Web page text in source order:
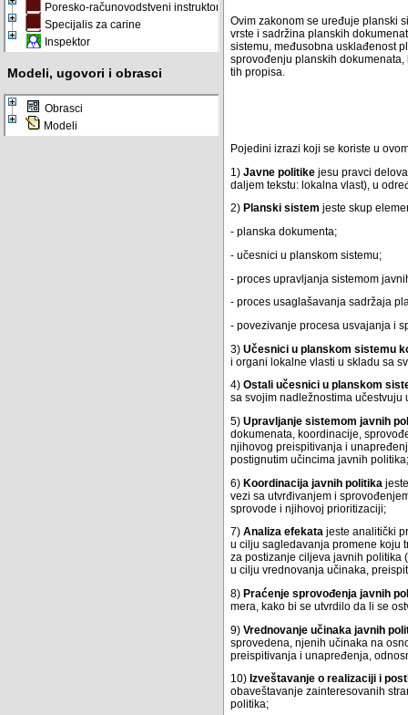
Poresko-računovodstveni instruktor
Specijalis za carine
Inspektor
Modeli, ugovori i obrasci
Obrasci
Modeli
Ovim zakonom se uređuje planski
vrste i sadržina planskih
sistemu, međusobna usklađenost
sprovođenju planskih
tih propisa.
Pojedini izrazi koji se koriste u
1)Javne politike jesu pravci
daljem tekstu: lokalna vlast), u
2) Planski sistem jeste skup
- planska dokumenta;
- učesnici u planskom sistemu;
- proces upravljanja sistemom
- proces usaglašavanja sadržaja
- povezivanje procesa usvajanja i
3)Učesnici u planskom sistemu
i organi lokalne vlasti u skladu sa
4)Ostali učesnici u planskom
sa svojim nadležnostima
5)Upravljanje sistemom javnih
dokumenata, koordinacije,
njihovog preispitivanja i
postignutim učincima javnih
6)Koordinacija javnih politika
vezi sa utvrđivanjem i
sprovode i njihovoj prioritizaciji;
7)Analiza efekata jeste analitički
u cilju sagledavanja promene koju
za postizanje ciljeva javnih politika (
u cilju vrednovanja učinaka,
8)Praćenje sprovođenja javnih
mera, kako bi se utvrdilo da li se
9)Vrednovanje učinaka javnih
sprovedena, njenih učinaka na
preispitivanja i unapređenja,
10) Izveštavanje o realizaciji i
obaveštavanje zainteresovanih
politika;